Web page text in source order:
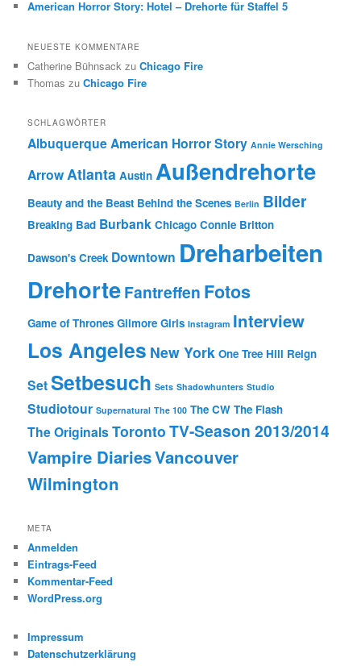
American Horror Story: Hotel – Drehorte für Staffel 5
NEUESTE KOMMENTARE
Catherine Bühnsack zuChicago Fire
Thomas zuChicago Fire
SCHLAGWÖRTER
AlbuquerqueAmerican Horror Story Annie Wersching
Arrow Atlanta Austin Außendrehorte
Beauty and the Beast Behind the Scenes Berlin Bilder
Breaking Bad Burbank Chicago Connie Britton
Dawson's Creek Downtown Dreharbeiten
DrehorteFantreffen Fotos
Game of Thrones Gilmore Girls Instagram Interview
Los Angeles New York One Tree Hill Reign
SetSetbesuch Sets Shadowhunters Studio
Studiotour Supernatural The 100 The CW The Flash
The OriginalsToronto TV-Season 2013/2014
Vampire DiariesVancouver
Wilmington
META
Anmelden
Eintrags-Feed
Kommentar-Feed
WordPress.org
Impressum
Datenschutzerklärung